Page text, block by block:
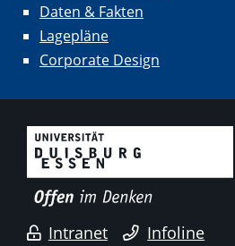
Daten & Fakten
Lagepläne
Corporate Design
Intranet Infoline